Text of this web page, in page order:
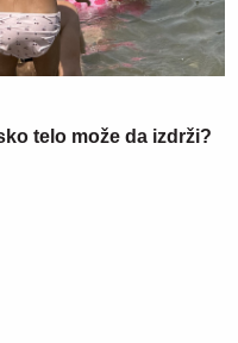
telo može da izdrži?